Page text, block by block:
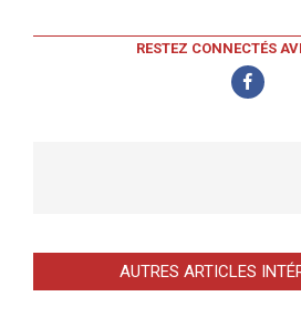
RESTEZ CONNECTÉS
AUTRES ARTICLES